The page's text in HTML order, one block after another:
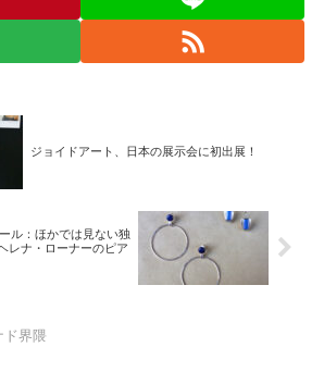
ジョイドアート、日本の展示会に初出展！
ル：ほかでは見ない独
ナ・ローナーのピア
ド界隈